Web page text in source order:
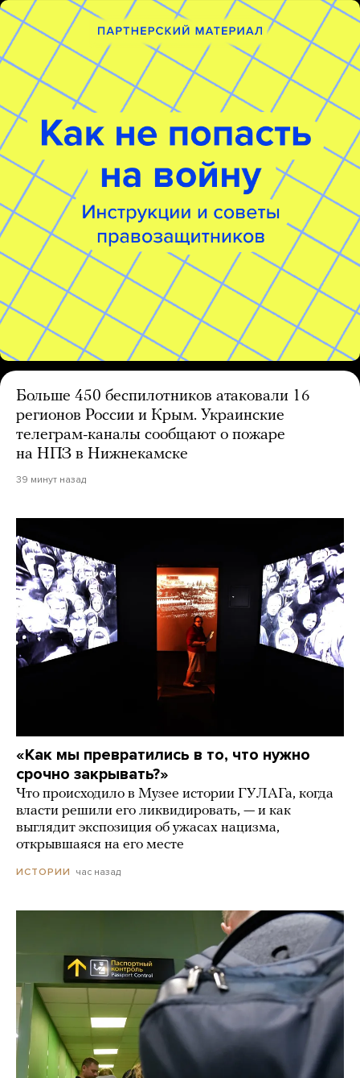
Больше 450 беспилотников атаковали 16
регионов России и Крым. Украинские
телеграм-каналы сообщают о пожаре
на НПЗ в Нижнекамске
39 минут назад
«Как мы превратились в то, что нужно
срочно закрывать?»
Что происходило в Музее истории ГУЛАГа, когда
власти решили его ликвидировать, — и как
выглядит экспозиция об ужасах нацизма,
открывшаяся на его месте
ИСТОРИИ час назад